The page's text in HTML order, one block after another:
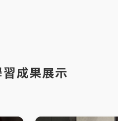
習成果展示